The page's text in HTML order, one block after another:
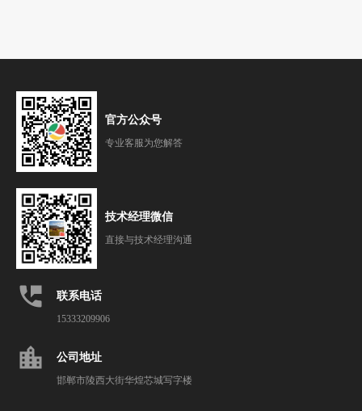
官方公众号
专业客服为您解答
技术经理微信
直接与技术经理沟通
perm_phone_msg 联系电话
15333209906
location_city 公司地址
邯郸市陵西大街华煌芯城写字楼